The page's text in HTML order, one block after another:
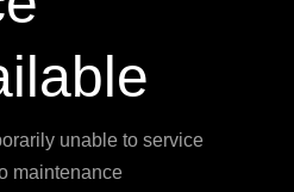
unable to service
maintenance